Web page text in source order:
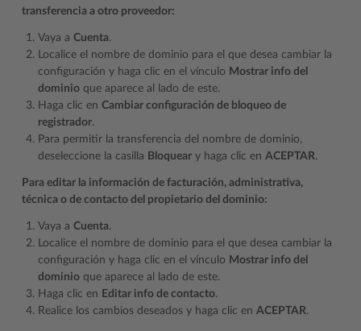
transferencia a otro proveedor:
Vaya a Cuenta.
Localice el nombre de dominio para el que desea cambiar la
configuración y haga clic en el vínculo Mostrar info del
dominio que aparece al lado de este.
Haga clic en Cambiar configuración de bloqueo de
registrador.
Para permitir la transferencia del nombre de dominio,
deseleccione la casilla Bloquear y haga clic en ACEPTAR.
Para editar la información de facturación, administrativa,
técnica o de contacto del propietario del dominio:
Vaya a Cuenta.
Localice el nombre de dominio para el que desea cambiar la
configuración y haga clic en el vínculo Mostrar info del
dominio que aparece al lado de este.
Haga clic en Editar info de contacto.
Realice los cambios deseados y haga clic en ACEPTAR.